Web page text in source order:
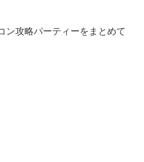
ン攻略パーティーをまとめて